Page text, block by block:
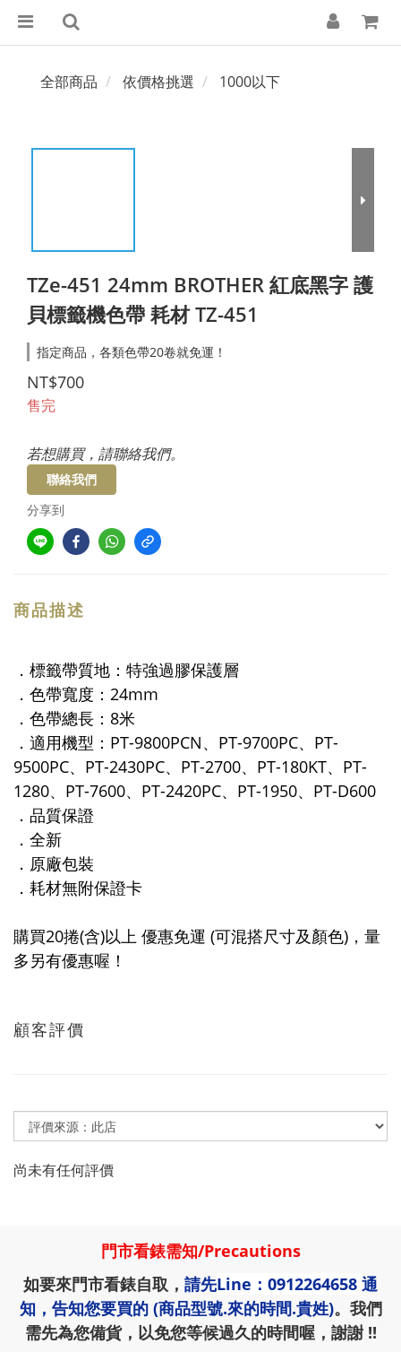
全部商品 依價格挑選 1000以下
TZe-451 24mm BROTHER 紅底黑字 護
貝標籤機色帶 耗材 TZ-451
指定商品，各類色帶20卷就免運！
NT$700
售完
若想購買，請聯絡我們。
聯絡我們
分享到
商品描述
．標籤帶質地：特強過膠保護層
．色帶寬度：24mm
．色帶總長：8米
．適用機型：PT-9800PCN、PT-9700PC、PT-
9500PC、PT-2430PC、PT-2700、PT-180KT、PT-
1280、PT-7600、PT-2420PC、PT-1950、PT-D600
．品質保證
．全新
．原廠包裝
．耗材無附保證卡
購買20捲(含)以上 優惠免運 (可混搭尺寸及顏色)，量
多另有優惠喔！
顧客評價
尚未有任何評價
門市看錶需知/Precautions
如要來門市看錶自取， 請先Line：0912264658 通
知，告知您要買的 (商品型號.來的時間.貴姓)。我們
需先為您備貨，以免您等候過久的時間喔，謝謝 !!